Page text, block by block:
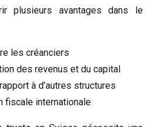
plusieurs avantages dans le
les créanciers
des revenus et du capital
à d’autres structures
fiscale internationale